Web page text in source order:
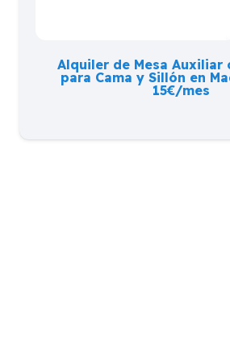
Alquiler de Mesa Auxiliar
para Cama y Sillón en
15€/mes